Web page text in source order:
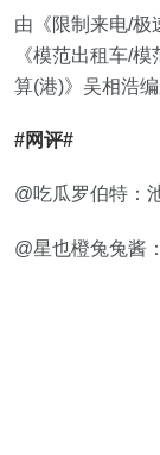
由《限制来电/极
《模范出租车/
算(港)》吴相浩
#网评#
@吃瓜罗伯特：
@星也橙兔兔酱